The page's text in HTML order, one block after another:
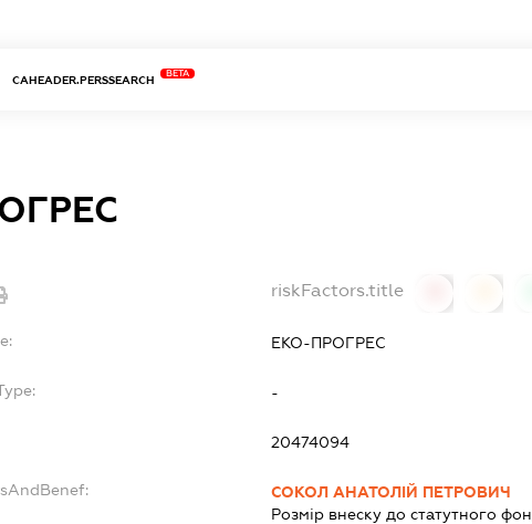
CAHEADER.PERSSEARCH
BETA
riskFactors.title
ЕКО-ПРОГРЕС
-
20474094
СОКОЛ АНАТОЛІЙ ПЕТРОВИЧ
Розмір внеску до статутного